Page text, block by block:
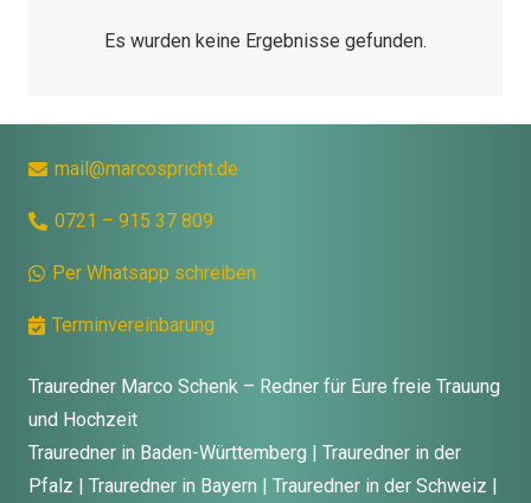
Es wurden keine Ergebnisse gefunden.
mail@marcospricht.de
0721 – 915 37 809
Per Whatsapp schreiben
Terminvereinbarung
Trauredner Marco Schenk – Redner für Eure freie Trauung
und Hochzeit
Trauredner in Baden-Württemberg | Trauredner in der
Pfalz | Trauredner in Bayern | Trauredner in der Schweiz |